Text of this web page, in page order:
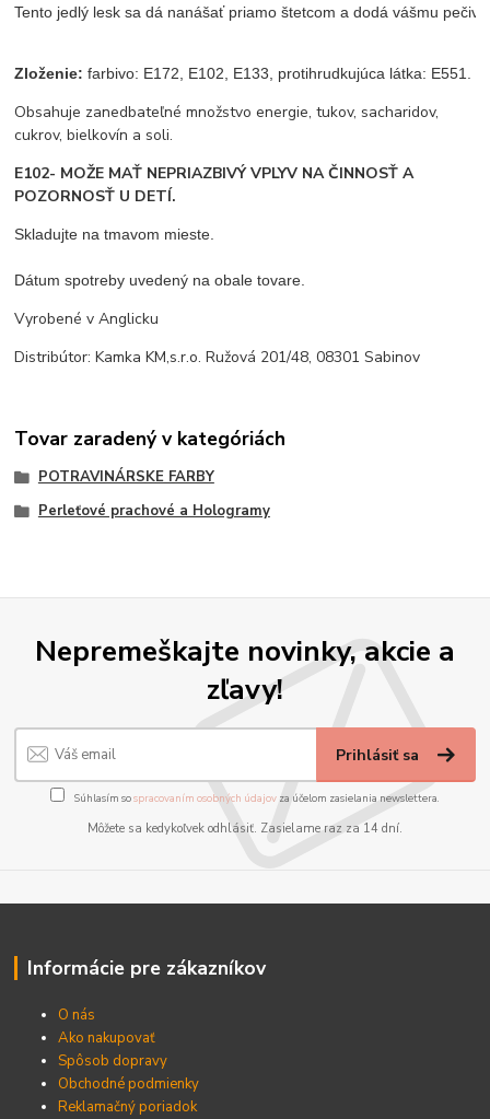
Tento jedlý lesk sa dá nanášať priamo štetcom a dodá vášmu
Zloženie: farbivo: E172, E102, E133, protihrudkujúca látka: E551.
Obsahuje zanedbateľné množstvo energie, tukov, sacharidov,
cukrov, bielkovín a soli.
E102- MOŽE MAŤ NEPRIAZBIVÝ VPLYV NA ČINNOSŤ A
POZORNOSŤ U DETÍ.
Skladujte na tmavom mieste.
Dátum spotreby uvedený na obale tovare.
Vyrobené v Anglicku
Distribútor: Kamka KM,s.r.o. Ružová 201/48, 08301 Sabinov
Tovar zaradený v kategóriách
POTRAVINÁRSKE FARBY
Perleťové prachové a Hologramy
Nepremeškajte novinky, akcie a
zľavy!
Prihlásiť sa
Súhlasím sospracovaním osobných údajov za účelom zasielania newslettera.
Môžete sa kedykoľvek odhlásiť. Zasielame raz za 14 dní.
Informácie pre zákazníkov
O nás
Ako nakupovať
Spôsob dopravy
Obchodné podmienky
Reklamačný poriadok